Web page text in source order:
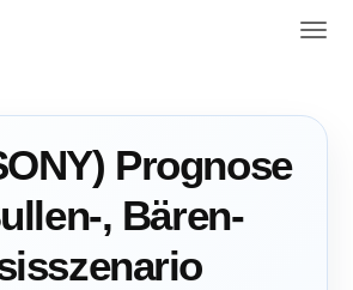
T
Prognose
, Bären-